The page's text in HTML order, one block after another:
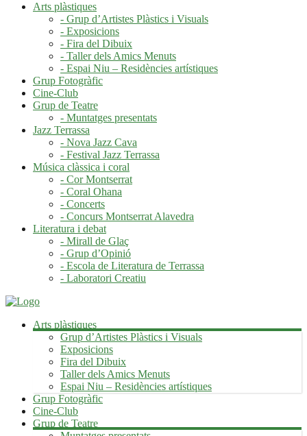
Arts plàstiques
- Grup d’Artistes Plàstics i Visuals
- Exposicions
- Fira del Dibuix
- Taller dels Amics Menuts
- Espai Niu – Residències artístiques
Grup Fotogràfic
Cine-Club
Grup de Teatre
- Muntatges presentats
Jazz Terrassa
- Nova Jazz Cava
- Festival Jazz Terrassa
Música clàssica i coral
- Cor Montserrat
- Coral Ohana
- Concerts
- Concurs Montserrat Alavedra
Literatura i debat
- Mirall de Glaç
- Grup d’Opinió
- Escola de Literatura de Terrassa
- Laboratori Creatiu
Arts plàstiques
Grup d’Artistes Plàstics i Visuals
Exposicions
Fira del Dibuix
Taller dels Amics Menuts
Espai Niu – Residències artístiques
Grup Fotogràfic
Cine-Club
Grup de Teatre